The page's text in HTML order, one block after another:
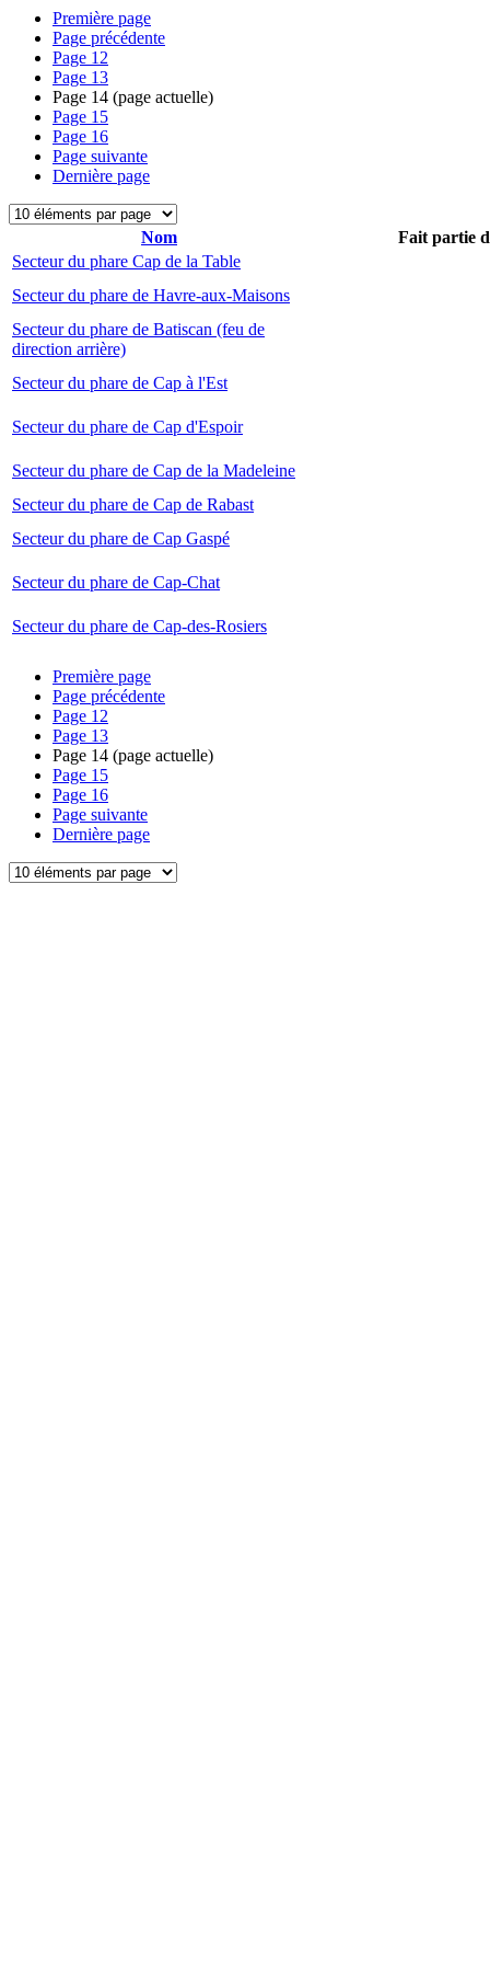
Première page
Page précédente
Page 12
Page 13
Page 14 (page actuelle)
Page 15
Page 16
Page suivante
Dernière page
Nom
Fait partie
Secteur du phare Cap de la Table
Secteur du phare de Havre-aux-Maisons
Secteur du phare de Batiscan (feu de
direction arrière)
Secteur du phare de Cap à l'Est
Secteur du phare de Cap d'Espoir
Secteur du phare de Cap de la Madeleine
Secteur du phare de Cap de Rabast
Secteur du phare de Cap Gaspé
Secteur du phare de Cap-Chat
Secteur du phare de Cap-des-Rosiers
Première page
Page précédente
Page 12
Page 13
Page 14 (page actuelle)
Page 15
Page 16
Page suivante
Dernière page